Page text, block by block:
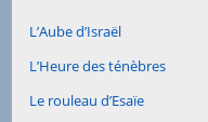
L’Aube d’Israël
L’Heure des ténèbres
Le rouleau d’Esaïe